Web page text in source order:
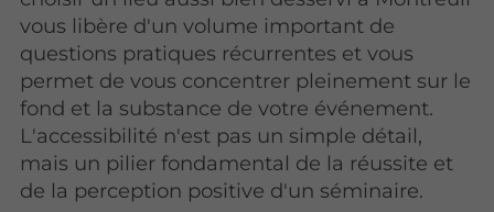
vous libère d'un volume important de
questions pratiques récurrentes et vous
permet de vous concentrer pleinement sur le
fond et la substance de votre événement.
L'accessibilité n'est pas un simple détail,
mais un pilier fondamental de la réussite et
de la perception positive d'un séminaire.